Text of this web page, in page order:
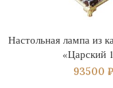
Настольная лампа из
«Царский
93500 ₽